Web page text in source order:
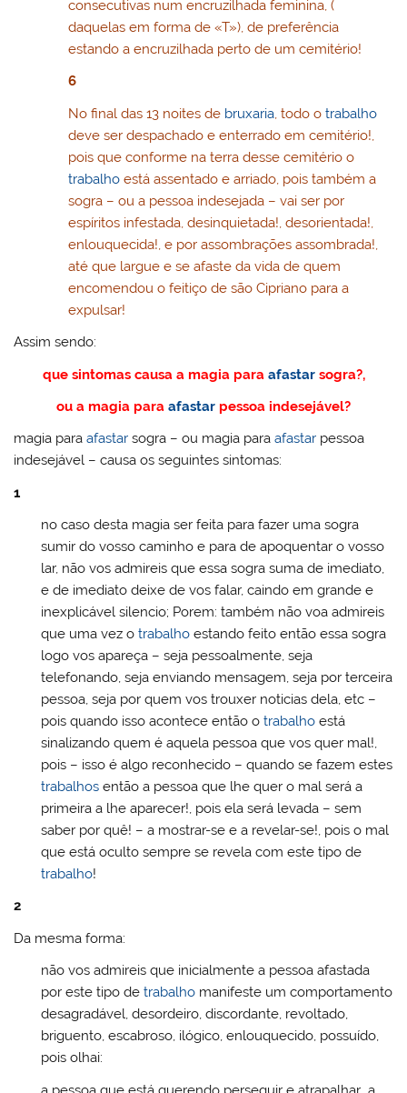
consecutivas num encruzilhada feminina, (
daquelas em forma de «T»), de preferência
estando a encruzilhada perto de um cemitério!
6
No final das 13 noites de bruxaria, todo otrabalho
deve ser despachado e enterrado em cemitério!,
pois que conforme na terra desse cemitério o
trabalho está assentado e arriado, pois também a
sogra – ou a pessoa indesejada – vai ser por
espíritos infestada, desinquietada!, desorientada!,
enlouquecida!, e por assombrações assombrada!,
até que largue e se afaste da vida de quem
encomendou o feitiço de são Cipriano para a
expulsar!
Assim sendo:
que sintomas causa a magia para afastarsogra?,
ou a magia para afastar pessoa indesejável?
magia paraafastar sogra – ou magia paraafastar pessoa
indesejável – causa os seguintes sintomas:
1
no caso desta magia ser feita para fazer uma sogra
sumir do vosso caminho e para de apoquentar o vosso
lar, não vos admireis que essa sogra suma de imediato,
e de imediato deixe de vos falar, caindo em grande e
inexplicável silencio; Porem: também não voa admireis
que uma vez otrabalho estando feito então essa sogra
logo vos apareça – seja pessoalmente, seja
telefonando, seja enviando mensagem, seja por terceira
pessoa, seja por quem vos trouxer noticias dela, etc –
pois quando isso acontece então otrabalho está
sinalizando quem é aquela pessoa que vos quer mal!,
pois – isso é algo reconhecido – quando se fazem estes
trabalhos então a pessoa que lhe quer o mal será a
primeira a lhe aparecer!, pois ela será levada – sem
saber por quê! – a mostrar-se e a revelar-se!, pois o mal
que está oculto sempre se revela com este tipo de
trabalho!
2
Da mesma forma:
não vos admireis que inicialmente a pessoa afastada
por este tipo detrabalho manifeste um comportamento
desagradável, desordeiro, discordante, revoltado,
briguento, escabroso, ilógico, enlouquecido, possuído,
pois olhai: